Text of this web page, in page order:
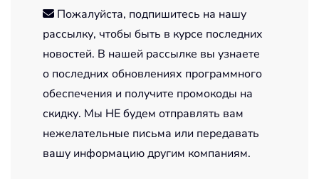
Пожалуйста, подпишитесь на нашу
рассылку, чтобы быть в курсе последних
новостей. В нашей рассылке вы узнаете
о последних обновлениях программного
обеспечения и получите промокоды на
скидку. Мы НЕ будем отправлять вам
нежелательные письма или передавать
вашу информацию другим компаниям.